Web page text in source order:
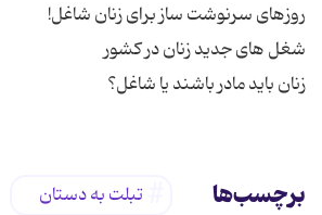
زنان باید مادر باشند یا شاغل؟
برچسب‌ها تبلت به دستان